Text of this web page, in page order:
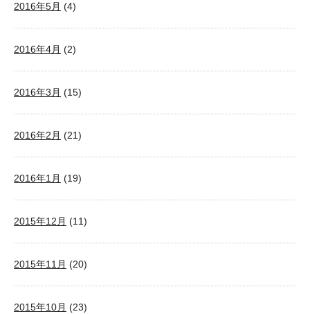
2016年5月 (4)
2016年4月 (2)
2016年3月 (15)
2016年2月 (21)
2016年1月 (19)
2015年12月 (11)
2015年11月 (20)
2015年10月 (23)